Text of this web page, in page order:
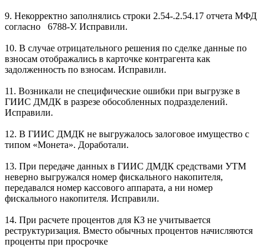
9. Некорректно заполнялись строки 2.54-.2.54.17 отчета МФД
согласно 6788-У. Исправили.
10. В случае отрицательного решения по сделке данные по
взносам отображались в карточке контрагента как
задолженность по взносам. Исправили.
11. Возникали не специфические ошибки при выгрузке в
ГИИС ДМДК в разрезе обособленных подразделений.
Исправили.
12. В ГИИС ДМДК не выгружалось залоговое имущество с
типом «Монета». Доработали.
13. При передаче данных в ГИИС ДМДК средствами УТМ
неверно выгружался номер фискального накопителя,
передавался номер кассового аппарата, а ни номер
фискального накопителя. Исправили.
14. При расчете процентов для КЗ не учитывается
реструктуризация. Вместо обычных процентов начисляются
проценты при просрочке